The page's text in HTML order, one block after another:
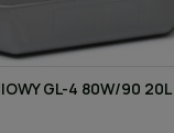
GL-4 80W/90 20L